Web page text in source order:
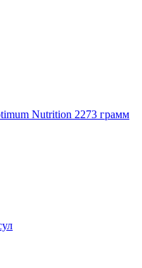
Nutrition 2273 грамм